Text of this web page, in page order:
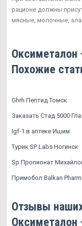
рационе должны
мясные, молочные,
Оксиметалон
Похожие
Ghrh Пептид Томск
Заказать Стад 5000
Igf-1 в аптеке Ишим
Турик SP Labs Ногинск
Sp Пропионат
Примобол Balkan
Отзывы
Оксиметалон